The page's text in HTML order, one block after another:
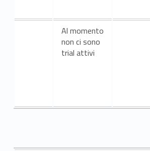
Al momento
non ci sono
trial attivi